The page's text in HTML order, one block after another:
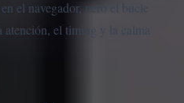
el navegador, pero el bucle
el timing y la calma